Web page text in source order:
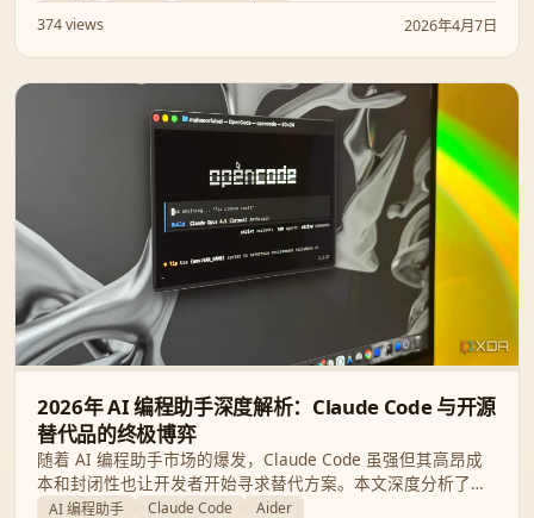
374 views
2026年4月7日
2026年 AI 编程助手深度解析：Claude Code 与开源
替代品的终极博弈
随着 AI 编程助手市场的爆发，Claude Code 虽强但其高昂成
本和封闭性也让开发者开始寻求替代方案。本文深度分析了
Aider、Cline、OpenCode 等热门工具，从企业合规、安全风
AI 编程助手 Claude Code Aider